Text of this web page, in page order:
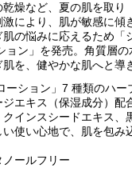
燥など、夏の肌を取り
により、肌が敏感に
の悩みに応えるため「
ン」を発売。角質層
を、健やかな肌へと導
ーション」7 種類のハー
エキス（保湿成分）配
インスシードエキス、
使い心地で、肌を包
ノールフリー